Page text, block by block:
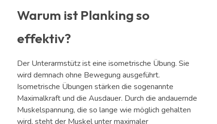
Warum ist Planking so
effektiv?
Der Unterarmstütz ist eine isometrische Übung. Sie
wird demnach ohne Bewegung ausgeführt.
Isometrische Übungen stärken die sogenannte
Maximalkraft und die Ausdauer. Durch die andauernde
Muskelspannung, die so lange wie möglich gehalten
wird, steht der Muskel unter maximaler